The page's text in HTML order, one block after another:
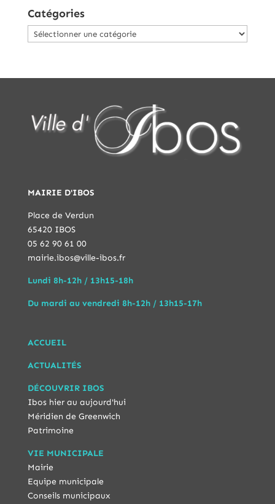
Catégories
Catégories
MAIRIE D'IBOS
Place de Verdun
65420 IBOS
05 62 90 61 00
mairie.ibos@ville-ibos.fr
Lundi 8h-12h / 13h15-18h
Du mardi au vendredi 8h-12h / 13h15-17h
ACCUEIL
ACTUALITÉS
DÉCOUVRIR IBOS
Ibos hier au aujourd'hui
Méridien de Greenwich
Patrimoine
VIE MUNICIPALE
Mairie
Equipe municipale
Conseils municipaux